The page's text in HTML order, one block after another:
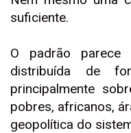
suficiente.
O padrão
distribuída de
principalmente
pobres, africanos,
geopolítica do